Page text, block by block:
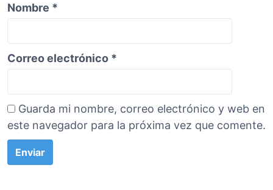
Nombre *
Correo electrónico *
Guarda mi nombre, correo electrónico y web en
este navegador para la próxima vez que comente.